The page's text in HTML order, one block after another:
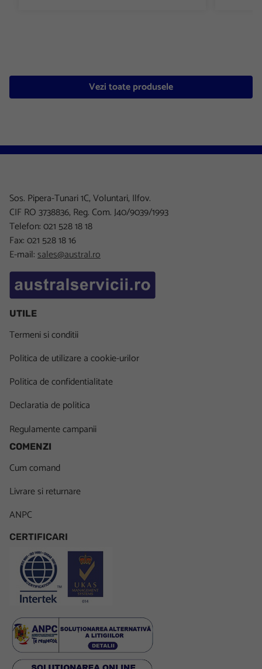
Vezi toate produsele
Sos. Pipera-Tunari 1C, Voluntari, Ilfov.
CIF RO 3738836, Reg. Com. J40/9039/1993
Telefon: 021 528 18 18
Fax: 021 528 18 16
E-mail:sales@austral.ro
UTILE
Termeni si conditii
Politica de utilizare a cookie-urilor
Politica de confidentialitate
Declaratia de politica
Regulamente campanii
COMENZI
Cum comand
Livrare si returnare
ANPC
CERTIFICARI